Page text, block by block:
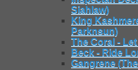
Siahlaw)
King
Parknsun)
The Coral -
Beck - Ride
Gangrene